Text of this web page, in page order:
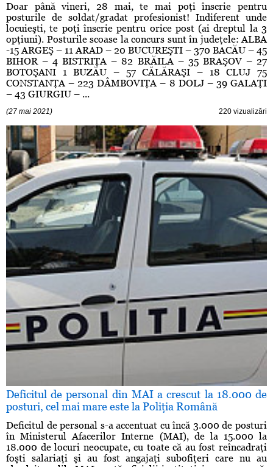
Doar până vineri, 28 mai, te mai poţi înscrie pentru
posturile de soldat/gradat profesionist! Indiferent unde
locuieşti, te poţi înscrie pentru orice post (ai dreptul la 3
opţiuni). Posturile scoase la concurs sunt în judeţele: ALBA
-15 ARGEŞ – 11 ARAD – 20 BUCUREŞTI – 370 BACĂU – 45
BIHOR – 4 BISTRIŢA – 82 BRĂILA – 35 BRAŞOV – 27
BOTOŞANI 1 BUZĂU – 57 CĂLĂRAŞI – 18 CLUJ 75
CONSTANŢA – 223 DÂMBOVIŢA – 8 DOLJ – 39 GALAŢI
– 43 GIURGIU – ...
(27 mai 2021) 220 vizualizări
Deficitul de personal din MAI a crescut la 18.000 de
posturi, cel mai mare este la Poliţia Română
Deficitul de personal s-a accentuat cu încă 3.000 de posturi
în Ministerul Afacerilor Interne (MAI), de la 15.000 la
18.000 de locuri neocupate, cu toate că au fost reîncadraţi
foşti salariaţi şi au fost angajaţi subofiţeri care nu au